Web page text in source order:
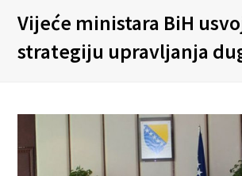
Vijeće ministara BiH
strategiju upravljanja